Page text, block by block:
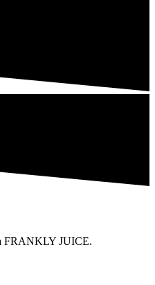
FRANKLY JUICE.